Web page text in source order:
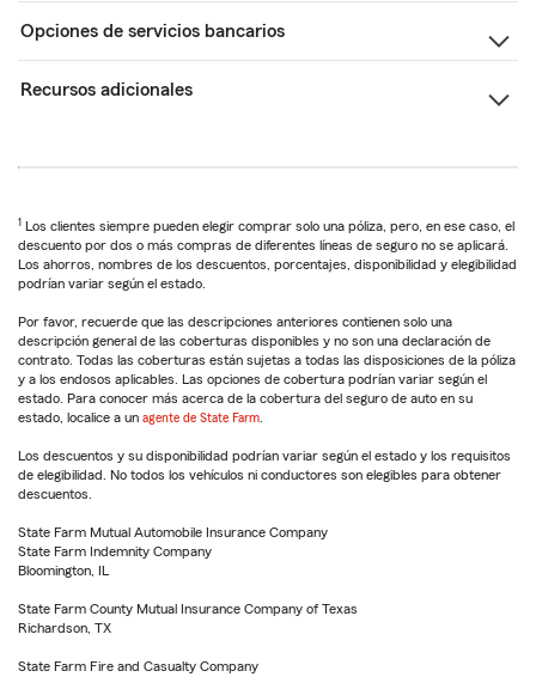
Opciones de servicios bancarios
Recursos adicionales
1 Los clientes siempre pueden elegir comprar solo una póliza, pero, en ese caso, el
descuento por dos o más compras de diferentes líneas de seguro no se aplicará.
Los ahorros, nombres de los descuentos, porcentajes, disponibilidad y elegibilidad
podrían variar según el estado.
Por favor, recuerde que las descripciones anteriores contienen solo una
descripción general de las coberturas disponibles y no son una declaración de
contrato. Todas las coberturas están sujetas a todas las disposiciones de la póliza
y a los endosos aplicables. Las opciones de cobertura podrían variar según el
estado. Para conocer más acerca de la cobertura del seguro de auto en su
estado, localice a un agente de State Farm
Los descuentos y su disponibilidad podrían variar según el estado y los requisitos
de elegibilidad. No todos los vehículos ni conductores son elegibles para obtener
descuentos.
State Farm Mutual Automobile Insurance Company
State Farm Indemnity Company
Bloomington, IL
State Farm County Mutual Insurance Company of Texas
Richardson, TX
State Farm Fire and Casualty Company